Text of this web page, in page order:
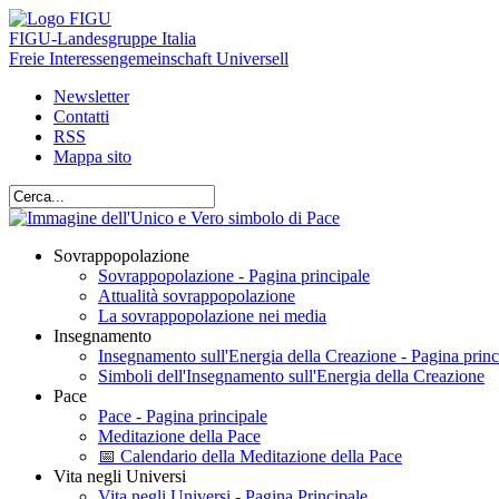
FIGU-Landesgruppe Italia
Freie Interessengemeinschaft Universell
Newsletter
Contatti
RSS
Mappa sito
Sovrappopolazione
Sovrappopolazione - Pagina principale
Attualità sovrappopolazione
La sovrappopolazione nei media
Insegnamento
Insegnamento sull'Energia della Creazione - Pagina
Simboli dell'Insegnamento sull'Energia della Creazione
Pace
Pace - Pagina principale
Meditazione della Pace
📅 Calendario della Meditazione della Pace
Vita negli Universi